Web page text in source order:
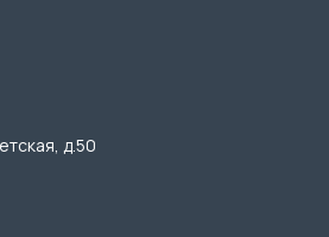
д.50